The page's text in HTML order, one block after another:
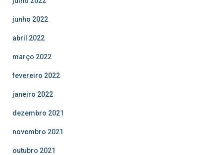
junho 2022
abril 2022
março 2022
fevereiro 2022
janeiro 2022
dezembro 2021
novembro 2021
outubro 2021